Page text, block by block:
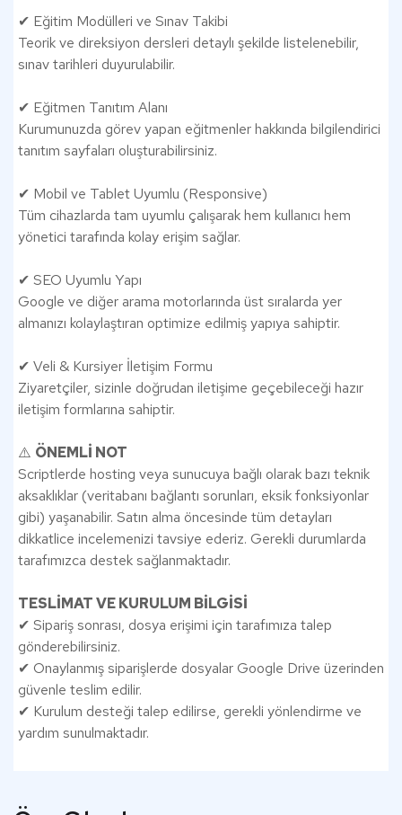
✔ Eğitim Modülleri ve Sınav Takibi
Teorik ve direksiyon dersleri detaylı şekilde listelenebilir,
sınav tarihleri duyurulabilir.
✔ Eğitmen Tanıtım Alanı
Kurumunuzda görev yapan eğitmenler hakkında bilgilendirici
tanıtım sayfaları oluşturabilirsiniz.
✔ Mobil ve Tablet Uyumlu (Responsive)
Tüm cihazlarda tam uyumlu çalışarak hem kullanıcı hem
yönetici tarafında kolay erişim sağlar.
✔ SEO Uyumlu Yapı
Google ve diğer arama motorlarında üst sıralarda yer
almanızı kolaylaştıran optimize edilmiş yapıya sahiptir.
✔ Veli & Kursiyer İletişim Formu
Ziyaretçiler, sizinle doğrudan iletişime geçebileceği hazır
iletişim formlarına sahiptir.
⚠️ ÖNEMLİ NOT
Scriptlerde hosting veya sunucuya bağlı olarak bazı teknik
aksaklıklar (veritabanı bağlantı sorunları, eksik fonksiyonlar
gibi) yaşanabilir. Satın alma öncesinde tüm detayları
dikkatlice incelemenizi tavsiye ederiz. Gerekli durumlarda
tarafımızca destek sağlanmaktadır.
TESLİMAT VE KURULUM BİLGİSİ
✔ Sipariş sonrası, dosya erişimi için tarafımıza talep
gönderebilirsiniz.
✔ Onaylanmış siparişlerde dosyalar Google Drive üzerinden
güvenle teslim edilir.
✔ Kurulum desteği talep edilirse, gerekli yönlendirme ve
yardım sunulmaktadır.